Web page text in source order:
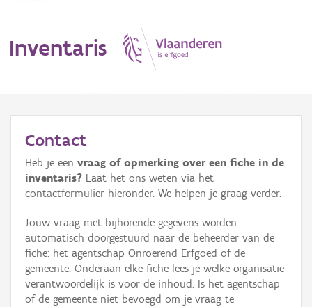
Inventaris
Erfgoedobject
Aanduidingsobject
Waarneming
Thema
Gebeurtenis
Contact
Heb je een vraag of opmerking over een fiche in de
inventaris? Laat het ons weten via het
contactformulier hieronder. We helpen je graag verder.
Jouw vraag met bijhorende gegevens worden
automatisch doorgestuurd naar de beheerder van de
fiche: het agentschap Onroerend Erfgoed of de
gemeente. Onderaan elke fiche lees je welke organisatie
verantwoordelijk is voor de inhoud. Is het agentschap
of de gemeente niet bevoegd om je vraag te